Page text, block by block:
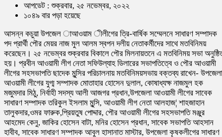
আপডেট : শুক্রবার, ২৫ নভেম্বর, ২০২২
১০৪৯ বার পড়া হয়েছে
আসন্ন কচুয়া উপজেল াআওয়াম ীলীগের ত্রি-বার্ষিক সম্মেলনে সাধারণ সম্পাদক
পদ প্রার্থী পৌর মেয়র নাজ মুল আলম স্বপন দলীয় নেতাকর্মীদের সাথে মতবিনিময়
করেছেন। ২৫ নভেম্বর শুক্রবার বিকালে পৌর মিলনায়তনে এ মতবিনিময় সভা
হয়। প্রবীন আওয়ামী লীগ নেতা সফিউল্যাহ ডিলারের সভাপতিত্বে ও পৌর আওয়ামী
লীগের সহসভাপতি ছাদেক মুন্সির পরিচালনায় মতবিনিময়সভায় বক্তব্য রাখেন- উপজেলা
আওয়ামী লীগের যুগ্ম সম্পাদক মোতাহার হোসেন দুলাল, কোষাধ্যক্ষ নাজমুল হক
মজুমদার মিঠু, নির্বাহী সদস্য আলী আজগর প্রধান,উপজেলা আওয়ামী লীগের সাবেক
সাধারণ সম্পাদক তরিকুল ইসলাম মুন্সি, আওয়ামী লীগ নেতা আলহাজ¦ শাহজাহান
তালুকদার,ওমর ফারুক,প্রিয়তুষ পোদ্দার, পৌর আওয়ামী লীগের সহসভাপতি মঞ্জুর
আহমেদ কেনু, জাকির হোসেন বাটা, মনির হোসেন প্রধান, সাবেক সভাপতি আহসান
হাবীব, সাবেক সাধারণ সম্পাদক আবুল হাসানাত মাস্টার, উপজেলা কৃষকলীগের সাধারণ